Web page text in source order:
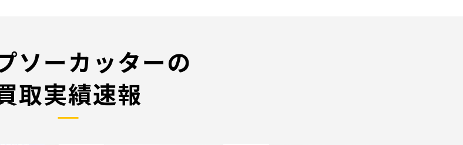
ソーカッターの
取実績速報